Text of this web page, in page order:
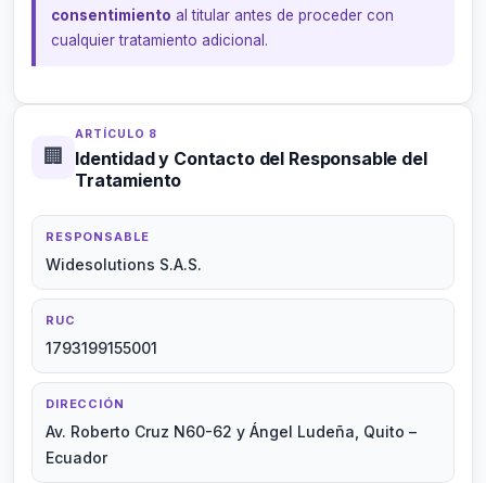
consentimiento al titular antes de proceder con
cualquier tratamiento adicional.
🏢
ARTÍCULO 8
Identidad y Contacto del Responsable del
Tratamiento
RESPONSABLE
Widesolutions S.A.S.
RUC
1793199155001
DIRECCIÓN
Av. Roberto Cruz N60-62 y Ángel Ludeña, Quito –
Ecuador